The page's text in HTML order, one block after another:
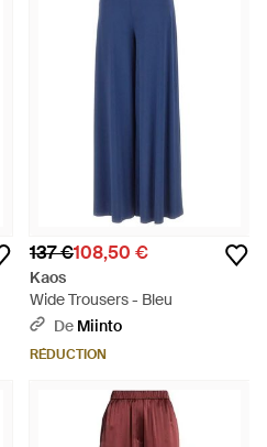
137 €108,50 €
Kaos
Wide Trousers - Bleu
De Miinto
RÉDUCTION